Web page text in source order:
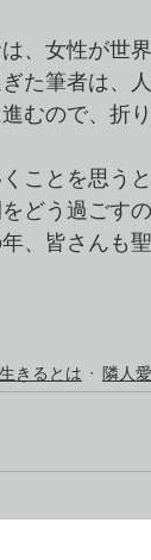
、女性が世
た筆者は、
むので、折
ことを思う
どう過ごす
、皆さんも
きるとは 隣人